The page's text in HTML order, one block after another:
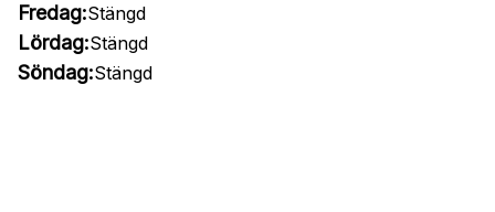
Fredag:Stängd
Lördag:Stängd
Söndag:Stängd